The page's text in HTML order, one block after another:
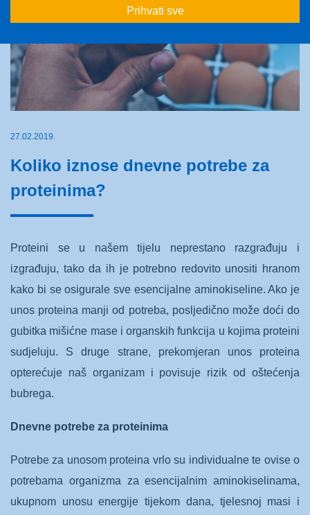
27.02.2019.
Koliko iznose dnevne potrebe za
proteinima?
Proteini se u našem tijelu neprestano razgrađuju i
izgrađuju, tako da ih je potrebno redovito unositi hranom
kako bi se osigurale sve esencijalne aminokiseline. Ako je
unos proteina manji od potreba, posljedično može doći do
gubitka mišićne mase i organskih funkcija u kojima proteini
sudjeluju. S druge strane, prekomjeran unos proteina
opterećuje naš organizam i povisuje rizik od oštećenja
bubrega.
Dnevne potrebe za proteinima
Potrebe za unosom proteina vrlo su individualne te ovise o
potrebama organizma za esencijalnim aminokiselinama,
ukupnom unosu energije tijekom dana, tjelesnoj masi i
Prihvati sve